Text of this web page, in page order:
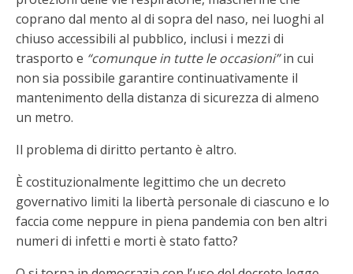
coprano dal mento al di sopra del naso, nei luoghi al
chiuso accessibili al pubblico, inclusi i mezzi di
trasporto e “comunque in tutte le occasioni”in cui
non sia possibile garantire continuativamente il
mantenimento della distanza di sicurezza di almeno
un metro.
Il problema di diritto pertanto è altro.
È costituzionalmente legittimo che un decreto
governativo limiti la libertà personale di ciascuno e lo
faccia come neppure in piena pandemia con ben altri
numeri di infetti e morti è stato fatto?